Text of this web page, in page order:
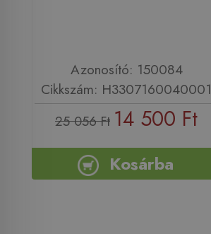
Azonosító: 150084
Cikkszám: H3307160040001
25 056 Ft 14 500 Ft
Kosárba